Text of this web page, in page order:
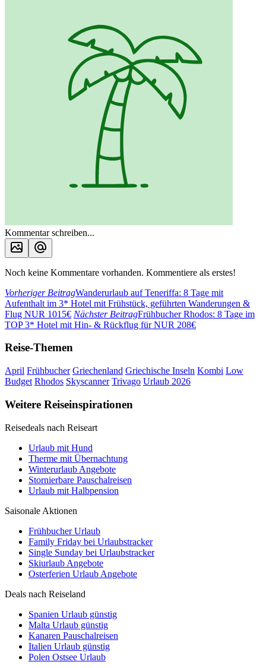
Kommentar schreiben...
Noch keine Kommentare vorhanden. Kommentiere als erstes!
Vorheriger BeitragWanderurlaub auf Teneriffa: 8 Tage mit
Aufenthalt im 3* Hotel mit Frühstück, geführten Wanderungen &
Flug NUR 1015€ Nächster BeitragFrühbucher Rhodos: 8 Tage im
TOP 3* Hotel mit Hin- & Rückflug für NUR 208€
Reise-Themen
April Frühbucher Griechenland Griechische Inseln Kombi Low
Budget Rhodos Skyscanner Trivago Urlaub 2026
Weitere Reiseinspirationen
Reisedeals nach Reiseart
Urlaub mit Hund
Therme mit Übernachtung
Winterurlaub Angebote
Stornierbare Pauschalreisen
Urlaub mit Halbpension
Saisonale Aktionen
Frühbucher Urlaub
Family Friday bei Urlaubstracker
Single Sunday bei Urlaubstracker
Skiurlaub Angebote
Osterferien Urlaub Angebote
Deals nach Reiseland
Spanien Urlaub günstig
Malta Urlaub günstig
Kanaren Pauschalreisen
Italien Urlaub günstig
Polen Ostsee Urlaub